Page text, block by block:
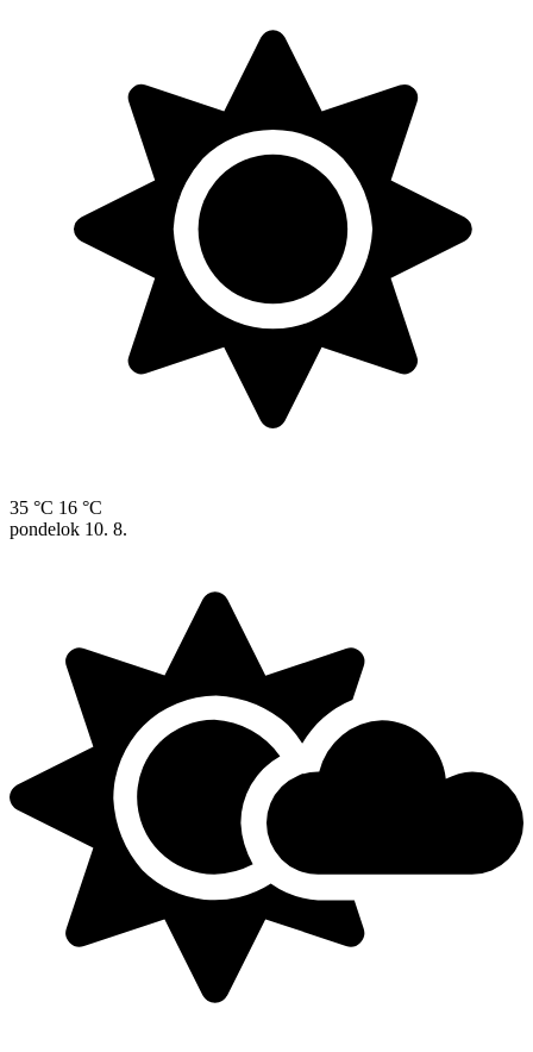
35 °C 16 °C
pondelok 10. 8.